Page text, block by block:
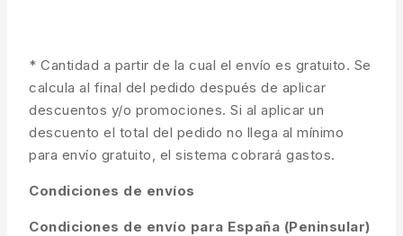
* Cantidad a partir de la cual el envío es gratuito. Se
calcula al final del pedido después de aplicar
descuentos y/o promociones. Si al aplicar un
descuento el total del pedido no llega al mínimo
para envío gratuito, el sistema cobrará gastos.
Condiciones de envíos
Condiciones de envío para España (Peninsular)